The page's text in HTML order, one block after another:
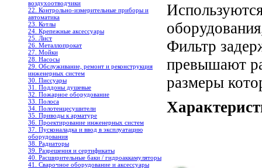
воздухоотводчики
22. Контрольно-измерительные приборы и
автоматика
23. Котлы
24. Крепежные аксессуары
25. Лист
26. Металлопрокат
27. Мойки
28. Насосы
29. Обслуживание, ремонт и реконструкция
инженерных систем
30. Писсуары
31. Поддоны душевые
32. Пожарное оборудование
33. Полоса
34. Полотенцесушители
35. Приводы к арматуре
36. Проектирование инженерных систем
37. Пусконаладка и ввод в эксплуатацию
оборудования
38. Радиаторы
39. Разрешения и сертификаты
40. Расширительные баки / гидроаккамуляторы
41. Сварочное оборудование и аксессуары
Фильтр
превышают
размеры